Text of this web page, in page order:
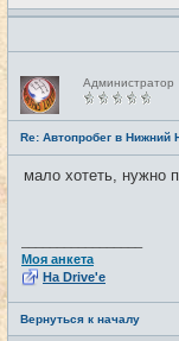
Н
е
в
с
е
т
и
Администратор
Re: Автопробег в Нижний
мало хотеть, нужно
Моя анкета
На Drive'e
Вернуться к началу